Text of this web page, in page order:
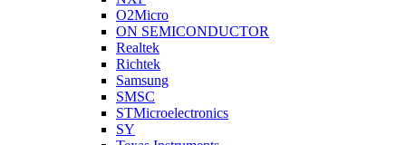
O2Micro
ON SEMICONDUCTOR
Realtek
Richtek
Samsung
SMSC
STMicroelectronics
SY